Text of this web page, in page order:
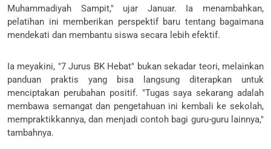
Muhammadiyah Sampit," ujar Januar. Ia menambahkan,
pelatihan ini memberikan perspektif baru tentang bagaimana
mendekati dan membantu siswa secara lebih efektif.
Ia meyakini, "7 Jurus BK Hebat" bukan sekadar teori, melainkan
panduan praktis yang bisa langsung diterapkan untuk
menciptakan perubahan positif. "Tugas saya sekarang adalah
membawa semangat dan pengetahuan ini kembali ke sekolah,
mempraktikkannya, dan menjadi contoh bagi guru-guru lainnya,"
tambahnya.